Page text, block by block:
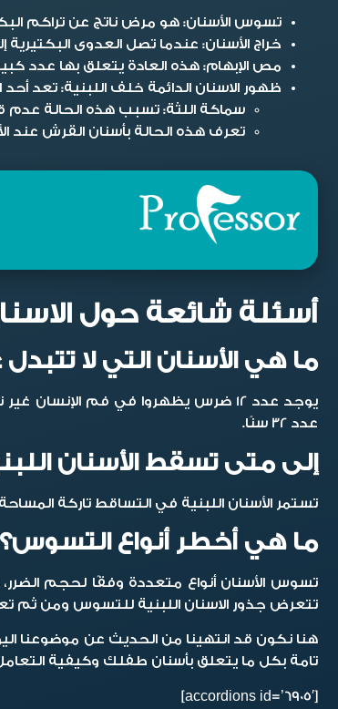
تسوس الأسنان: هو مرض ناتج عن تراكم
خراج الأسنان: عندما تصل العدوى
مص الإبهام: هذه العادة يتعلق بها عدد
ظهور الاسنان الدائمة خلف اللبنية: تعد أحد
سماكة اللثة: تسبب هذه الحالة عدم
تعرف هذه الحالة بأسنان القرش عند
أسئلة شائعة حول
ما هي الأسنان التي لا
عدد 32 سنًا.
إلى متى تسقط الأسنان
تستمر الأسنان اللبنية في التساقط تاركة المساحة
ما هي أخطر أنواع التسوس؟
تسوس الأسنان أنواع متعددة وفقًا لحجم
تتعرض جذور الاسنان اللبنية للتسوس ومن ثم
هنا نكون قد انتهينا من الحديث عن موضوعنا
تامة بكل ما يتعلق بأسنان طفلك وكيفية
[accordions id=’6905′]